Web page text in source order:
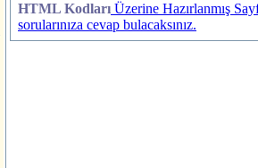
HTML Kodları Üzerine Hazırlanmış
sorularınıza cevap bulacaksınız.